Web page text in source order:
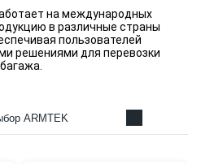
на международных
в различные страны
пользователей
решениями для перевозки
ARMTEK